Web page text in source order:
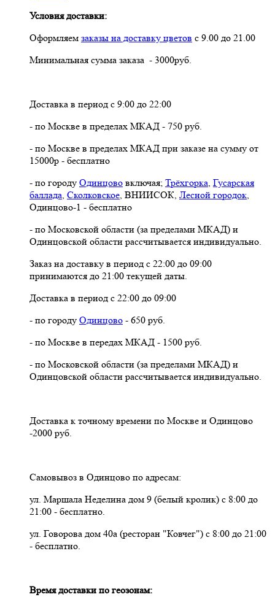
Условия доставки:
Оформляем заказы на доставку цветов с 9.00 до 21.00
Минимальная сумма заказа - 3000руб.
Доставка в период с 9:00 до 22:00
- по Москве в пределах МКАД - 750 руб.
- по Москве в пределах МКАД при заказе на сумму от
15000р - бесплатно
- по городу Одинцово включая; Трёхгорка, Гусарская
баллада, Сколковское, ВНИИСОК, Лесной городок,
Одинцово-1 - бесплатно
- по Московской области (за пределами МКАД) и
Одинцовской области рассчитывается индивидуально.
Заказ на доставку в период с 22:00 до 09:00
принимаются до 21:00 текущей даты.
Доставка в период с 22:00 до 09:00
- по городу Одинцово - 650 руб.
- по Москве в передах МКАД - 1500 руб.
- по Московской области (за пределами МКАД) и
Одинцовской области рассчитывается индивидуально.
Доставка к точному времени по Москве и Одинцово
-2000 руб.
Самовывоз в Одинцово по адресам:
ул. Маршала Неделина дом 9 (белый кролик) с 8:00 до
21:00 - бесплатно.
ул. Говорова дом 40а (ресторан "Ковчег") с 8:00 до 21:00
- бесплатно.
Время доставки по геозонам: